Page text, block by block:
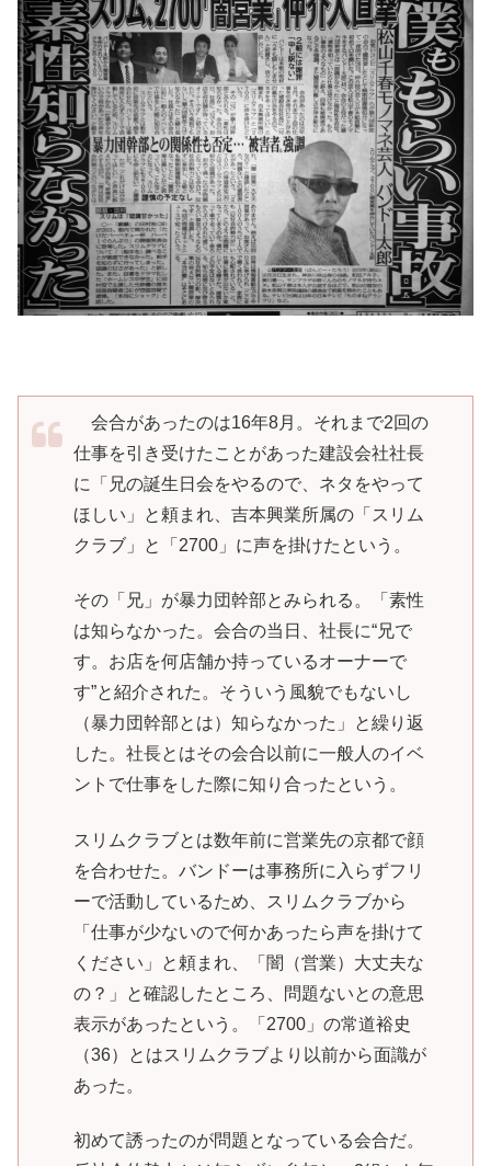
会合があったのは16年8月。それまで2回の
仕事を引き受けたことがあった建設会社社長
に「兄の誕生日会をやるので、ネタをやって
ほしい」と頼まれ、吉本興業所属の「スリム
クラブ」と「2700」に声を掛けたという。
その「兄」が暴力団幹部とみられる。「素性
は知らなかった。会合の当日、社長に“兄で
す。お店を何店舗か持っているオーナーで
す”と紹介された。そういう風貌でもないし
（暴力団幹部とは）知らなかった」と繰り返
した。社長とはその会合以前に一般人のイベ
ントで仕事をした際に知り合ったという。
スリムクラブとは数年前に営業先の京都で顔
を合わせた。バンドーは事務所に入らずフリ
ーで活動しているため、スリムクラブから
「仕事が少ないので何かあったら声を掛けて
ください」と頼まれ、「闇（営業）大丈夫な
の？」と確認したところ、問題ないとの意思
表示があったという。「2700」の常道裕史
（36）とはスリムクラブより以前から面識が
あった。
初めて誘ったのが問題となっている会合だ。